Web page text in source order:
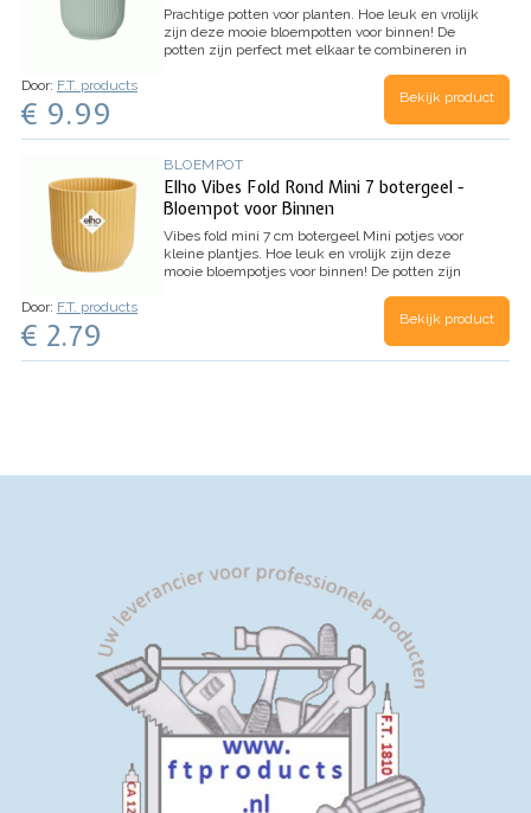
Prachtige potten voor planten. Hoe leuk en vrolijk
zijn deze mooie bloempotten voor binnen! De
potten zijn perfect met elkaar te combineren in
het interieur jarenlang voorzien van kleur en
Extra mooi is natuurlijk de wijze waarop
Zowel geproduceert
op milieuvriendelijke wijze, als gemaakt van
100% gerecyceled materiaal.
Afmeting: 18 x 17 cm
Door: F.T. products
€ 9.99 Bekijk product
BLOEMPOT
Elho Vibes Fold Rond Mini 7 botergeel -
Bloempot voor Binnen
Vibes fold mini 7 cm botergeel Mini potjes voor
kleine plantjes. Hoe leuk en vrolijk zijn deze
mooie bloempotjes voor binnen! De potten zijn
verschillende maten. Een hoge kwaliteit pot die
het interieur jarenlang voorzien van kleur en
Extra mooi is natuurlijk de wijze waarop
deze pot is geproduceert. Zowel geproduceert
Door: F.T. products
€ 2.79 Bekijk product